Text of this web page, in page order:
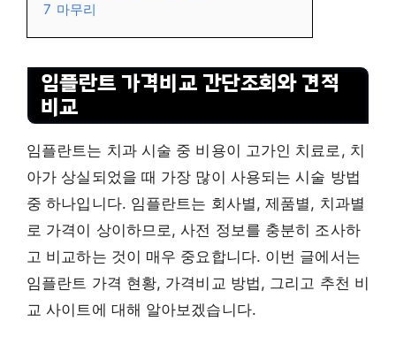
7 마무리
임플란트 가격비교 간단조회와 견적
비교
임플란트는 치과 시술 중 비용이 고가인 치료로, 치
아가 상실되었을 때 가장 많이 사용되는 시술 방법
중 하나입니다. 임플란트는 회사별, 제품별, 치과별
로 가격이 상이하므로, 사전 정보를 충분히 조사하
고 비교하는 것이 매우 중요합니다. 이번 글에서는
임플란트 가격 현황, 가격비교 방법, 그리고 추천 비
교 사이트에 대해 알아보겠습니다.